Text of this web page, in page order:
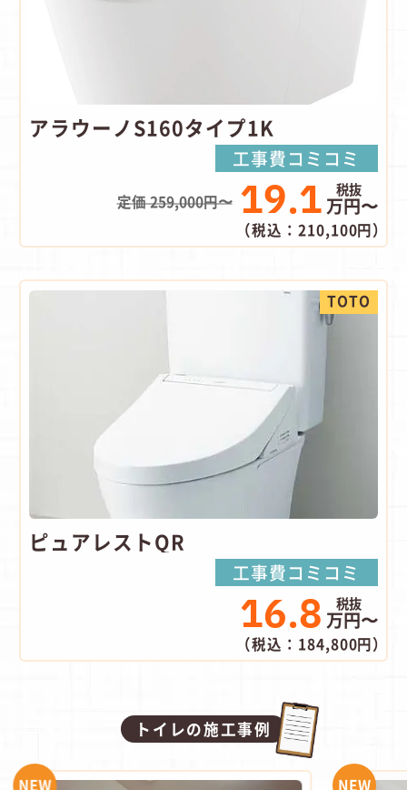
アラウーノS160タイプ1K
工事費コミコミ
定価 259,000円〜 19.1万円〜
（税込：210,100円）
TOTO
ピュアレストQR
工事費コミコミ
16.8 万円〜
（税込：184,800円）
トイレの施工事例
NEW NEW